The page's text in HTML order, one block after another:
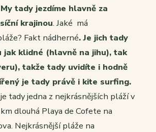
tady jezdíme hlavně za
krajinou. Jaké má
Fakt nádherné. Je jich tady
jak klidné (hlavně na jihu), tak
takže tady uvidíte i hodně
je tady právě i kite surfing.
tady jedna z nejkrásnějších pláží v
dlouhá Playa de Cofete na
Nejkrásnější pláže na